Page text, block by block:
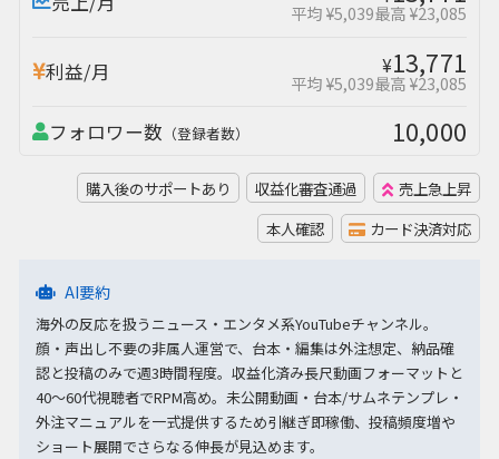
平均 ¥5,039最高 ¥23,085
利益/月 ¥13,771
平均 ¥5,039最高 ¥23,085
フォロワー数 （登録者数） 10,000
購入後のサポートあり 収益化審査通過
売上急上昇
本人確認
カード決済対応
AI要約
海外の反応を扱うニュース・エンタメ系YouTubeチャンネル。
顔・声出し不要の非属人運営で、台本・編集は外注想定、納品確
認と投稿のみで週3時間程度。収益化済み長尺動画フォーマットと
40〜60代視聴者でRPM高め。未公開動画・台本/サムネテンプレ・
外注マニュアルを一式提供するため引継ぎ即稼働、投稿頻度増や
ショート展開でさらなる伸長が見込めます。